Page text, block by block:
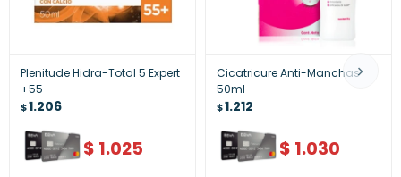
Plenitude Hidra-Total 5 Expert
+55
$1.206
$ 1.025
Cicatricure Anti-Manchas
50ml
$1.212
$ 1.030